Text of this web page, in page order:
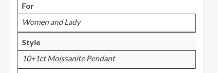
For
Women and Lady
Style
10+1ct Moissanite Pendant